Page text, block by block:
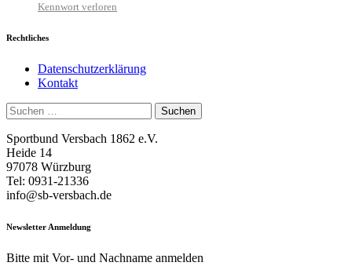
Kennwort verloren
Rechtliches
Datenschutzerklärung
Kontakt
Suchen
nach:
Sportbund Versbach 1862 e.V.
Heide 14
97078 Würzburg
Tel: 0931-21336
info@sb-versbach.de
Newsletter Anmeldung
Bitte mit Vor- und Nachname anmelden